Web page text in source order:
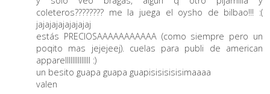
coleteros???????? me la juega el oysho de bilbao!!! :(
jajajajajajajajaj
estás PRECIOSAAAAAAAAAAA (como siempre pero un
poqito mas jejejeej). cuelas para publi de american
apparellllllllllllll :)
un besito guapa guapa guapisisisisisimaaaa
valen